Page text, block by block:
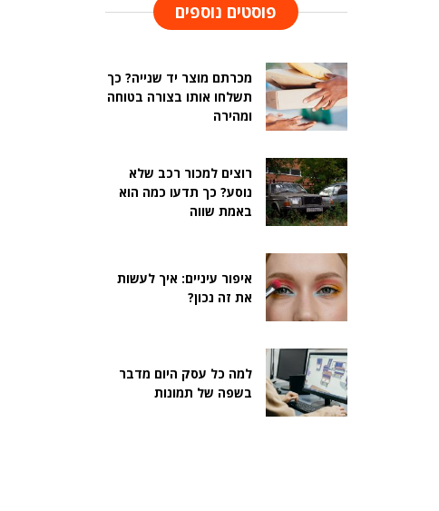
פוסטים נוספים
מכרתם מוצר יד שנייה? כך
תשלחו אותו בצורה בטוחה
ומהירה
רוצים למכור רכב שלא
נוסע? כך תדעו כמה הוא
באמת שווה
איפור עיניים: איך לעשות
את זה נכון?
למה כל עסק היום מדבר
בשפה של תמונות